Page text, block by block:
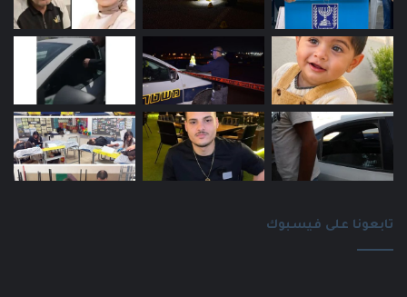
تابعونا على فيسبوك